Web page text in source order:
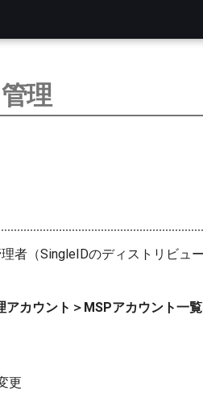
理
者（SingleIDのディストリビュ
カウント＞MSPアカウント一覧
更